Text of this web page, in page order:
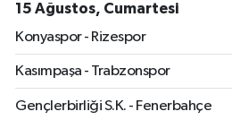
15 Ağustos, Cumartesi
Konyaspor - Rizespor
Kasımpaşa - Trabzonspor
Gençlerbirliği S.K. - Fenerbahçe